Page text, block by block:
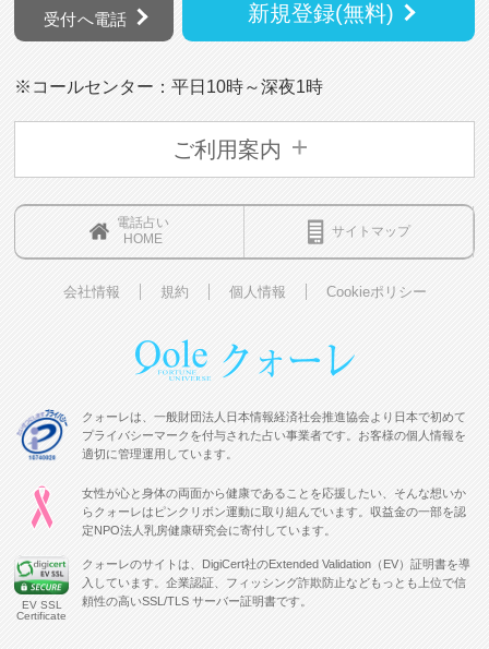
受付へ電話 新規登録(無料)
※コールセンター：平日10時～深夜1時
ご利用案内
電話占い
HOME
サイトマップ
会社情報 規約 個人情報 Cookieポリシー
クォーレは、一般財団法人日本情報経済社会推進協会より日本で初めて
プライバシーマークを付与された占い事業者です。お客様の個人情報を
適切に管理運用しています。
女性が心と身体の両面から健康であることを応援したい、そんな想いか
らクォーレはピンクリボン運動に取り組んでいます。収益金の一部を認
定NPO法人乳房健康研究会に寄付しています。
EV SSL
Certificate
クォーレのサイトは、DigiCert社のExtended Validation（EV）証明書を導
入しています。企業認証、フィッシング詐欺防止などもっとも上位で信
頼性の高いSSL/TLS サーバー証明書です。